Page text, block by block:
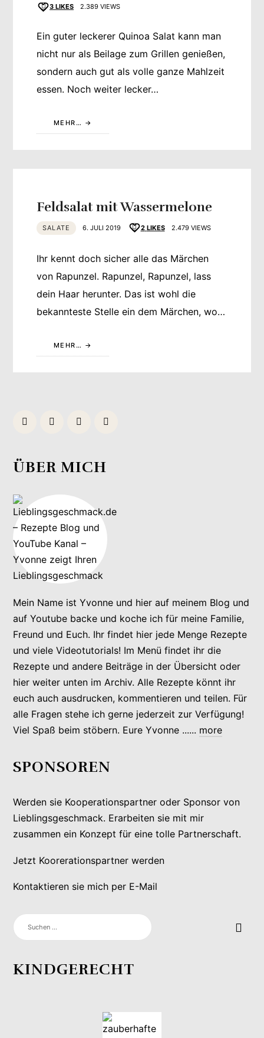
3 LIKES 2.389 VIEWS
Ein guter leckerer Quinoa Salat kann man
nicht nur als Beilage zum Grillen genießen,
sondern auch gut als volle ganze Mahlzeit
essen. Noch weiter lecker…
MEHR…
Feldsalat mit Wassermelone
SALATE 6. JULI 2019 2 LIKES 2.479 VIEWS
Ihr kennt doch sicher alle das Märchen
von Rapunzel. Rapunzel, Rapunzel, lass
dein Haar herunter. Das ist wohl die
bekannteste Stelle ein dem Märchen, wo…
MEHR…
ÜBER MICH
Mein Name ist Yvonne und hier auf meinem Blog und
auf Youtube backe und koche ich für meine Familie,
Freund und Euch. Ihr findet hier jede Menge Rezepte
und viele Videotutorials! Im Menü findet ihr die
Rezepte und andere Beiträge in der Übersicht oder
hier weiter unten im Archiv. Alle Rezepte könnt ihr
euch auch ausdrucken, kommentieren und teilen. Für
alle Fragen stehe ich gerne jederzeit zur Verfügung!
Viel Spaß beim stöbern. Eure Yvonne ...... more
SPONSOREN
Werden sie Kooperationspartner oder Sponsor von
Lieblingsgeschmack. Erarbeiten sie mit mir
zusammen ein Konzept für eine tolle Partnerschaft.
Jetzt Koorerationspartner werden
Kontaktieren sie mich per E-Mail
SUCHEN
NACH:
KINDGERECHT